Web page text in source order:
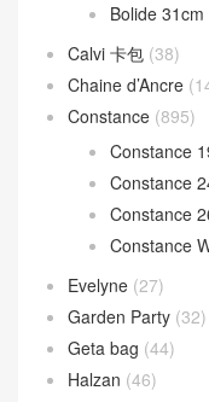
Bolide 31cm
Calvi 卡包 (38)
Chaine d’Ancre
Constance (895)
Constance
Constance
Constance
Constance
Evelyne (27)
Garden Party (32)
Geta bag (44)
Halzan (46)